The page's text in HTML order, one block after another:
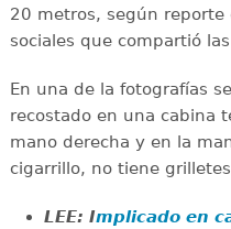
20 metros, según reporte
sociales que compartió
En una de la fotografías
recostado en una cabina
mano derecha y en la
cigarrillo, no tiene
LEE: Implicado en